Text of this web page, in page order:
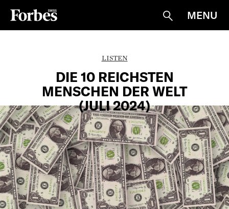
Suche
MENU
LISTEN
DIE 10 REICHSTEN
MENSCHEN DER WELT
(JULI 2024)